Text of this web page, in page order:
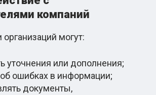
компаний
могут:
уточнения или дополнения;
ошибках в информации;
документы,